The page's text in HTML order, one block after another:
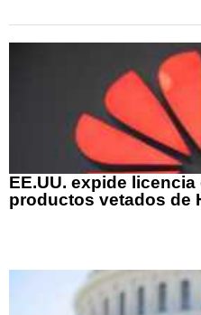
EE.UU. expide
productos vetados de